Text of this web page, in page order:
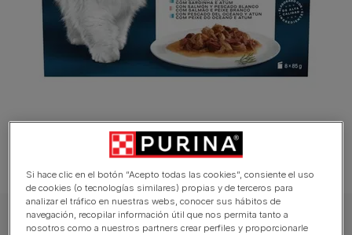
GOURMET Gato Comida húmeda
Si hace clic en el botón “Acepto todas las cookies”, consiente el uso
de cookies (o tecnologías similares) propias y de terceros para
analizar el tráfico en nuestras webs, conocer sus hábitos de
navegación, recopilar información útil que nos permita tanto a
nosotros como a nuestros partners crear perfiles y proporcionarle